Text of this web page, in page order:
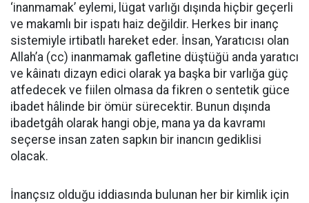
‘inanmamak’ eylemi, lügat varlığı dışında hiçbir geçerli
ve makamlı bir ispatı haiz değildir. Herkes bir inanç
sistemiyle irtibatlı hareket eder. İnsan, Yaratıcısı olan
Allah’a (cc) inanmamak gafletine düştüğü anda yaratıcı
ve kâinatı dizayn edici olarak ya başka bir varlığa güç
atfedecek ve fiilen olmasa da fikren o sentetik güce
ibadet hâlinde bir ömür sürecektir. Bunun dışında
ibadetgâh olarak hangi obje, mana ya da kavramı
seçerse insan zaten sapkın bir inancın gediklisi
olacak.
İnançsız olduğu iddiasında bulunan her bir kimlik için